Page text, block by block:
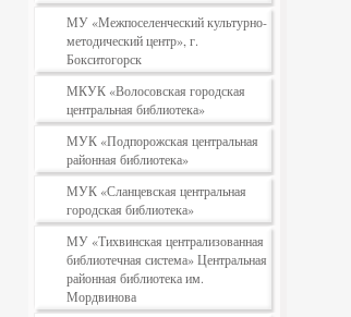
МУ «Межпоселенческий культурно-
методический центр», г.
Бокситогорск
МКУК «Волосовская городская
центральная библиотека»
МУК «Подпорожская центральная
районная библиотека»
МУК «Сланцевская центральная
городская библиотека»
МУ «Тихвинская централизованная
библиотечная система» Центральная
районная библиотека им.
Мордвинова